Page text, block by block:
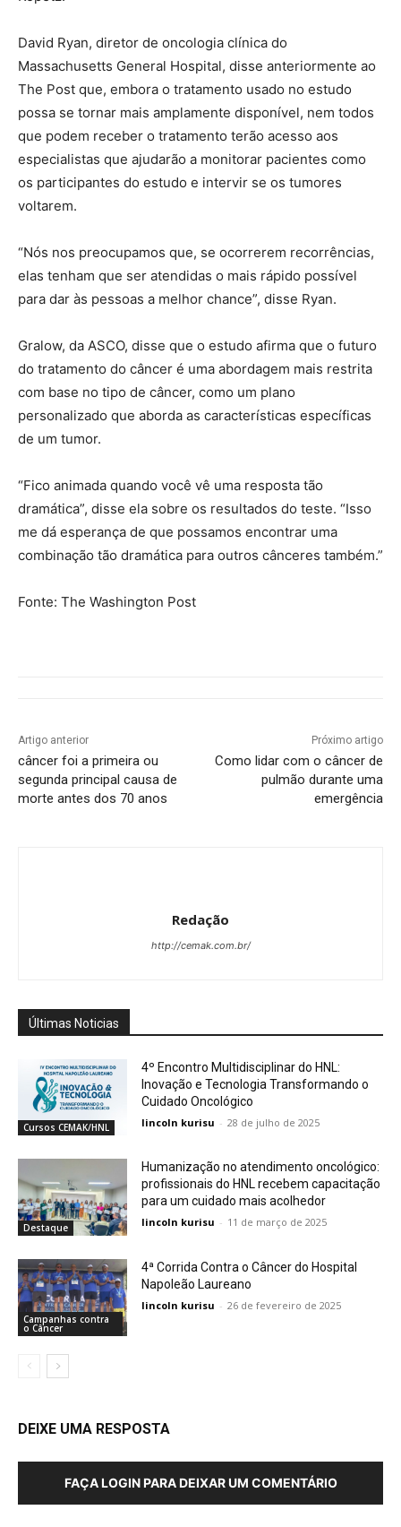
David Ryan, diretor de oncologia clínica do
Massachusetts General Hospital, disse anteriormente ao
The Post que, embora o tratamento usado no estudo
possa se tornar mais amplamente disponível, nem todos
que podem receber o tratamento terão acesso aos
especialistas que ajudarão a monitorar pacientes como
os participantes do estudo e intervir se os tumores
voltarem.
“Nós nos preocupamos que, se ocorrerem recorrências,
elas tenham que ser atendidas o mais rápido possível
para dar às pessoas a melhor chance”, disse Ryan.
Gralow, da ASCO, disse que o estudo afirma que o futuro
do tratamento do câncer é uma abordagem mais restrita
com base no tipo de câncer, como um plano
personalizado que aborda as características específicas
de um tumor.
“Fico animada quando você vê uma resposta tão
dramática”, disse ela sobre os resultados do teste. “Isso
me dá esperança de que possamos encontrar uma
combinação tão dramática para outros cânceres também.”
Fonte: The Washington Post
Artigo anterior
câncer foi a primeira ou
segunda principal causa de
morte antes dos 70 anos
Próximo artigo
Como lidar com o câncer de
pulmão durante uma
emergência
Redação
http://cemak.com.br/
Últimas Noticias
Cursos CEMAK/HNL
4º Encontro Multidisciplinar do HNL:
Inovação e Tecnologia Transformando o
Cuidado Oncológico
lincoln kurisu - 28 de julho de 2025
Destaque
Humanização no atendimento oncológico:
profissionais do HNL recebem capacitação
para um cuidado mais acolhedor
lincoln kurisu - 11 de março de 2025
Campanhas contra
o Câncer
4ª Corrida Contra o Câncer do Hospital
Napoleão Laureano
lincoln kurisu - 26 de fevereiro de 2025
DEIXE UMA RESPOSTA
FAÇA LOGIN PARA DEIXAR UM COMENTÁRIO